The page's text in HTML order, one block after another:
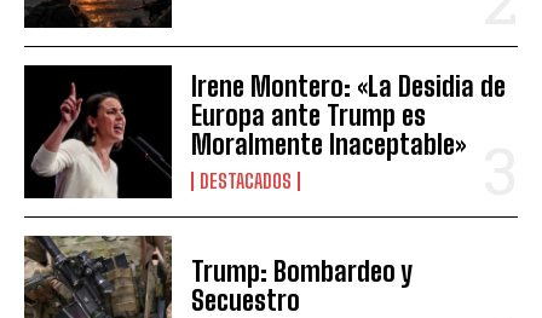
Irene Montero: «La Desidia de
Europa ante Trump es
Moralmente Inaceptable»
DESTACADOS
Trump: Bombardeo y
Secuestro